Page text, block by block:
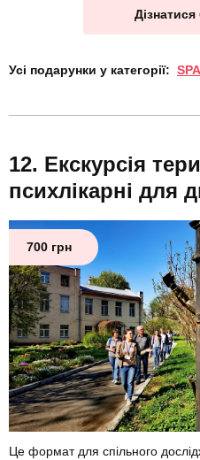
Усі подарунки у категорії:
Екскурсія
психлікарні для
700 грн
Це формат для спільного